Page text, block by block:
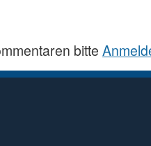
bitte